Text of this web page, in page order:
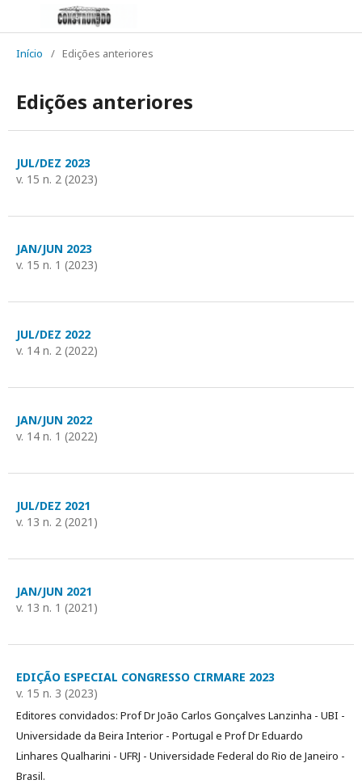
Início / Edições anteriores
Edições anteriores
JUL/DEZ 2023
v. 15 n. 2 (2023)
JAN/JUN 2023
v. 15 n. 1 (2023)
JUL/DEZ 2022
v. 14 n. 2 (2022)
JAN/JUN 2022
v. 14 n. 1 (2022)
JUL/DEZ 2021
v. 13 n. 2 (2021)
JAN/JUN 2021
v. 13 n. 1 (2021)
EDIÇÃO ESPECIAL CONGRESSO CIRMARE 2023
v. 15 n. 3 (2023)
Editores convidados: Prof Dr João Carlos Gonçalves Lanzinha - UBI -
Universidade da Beira Interior - Portugal e Prof Dr Eduardo
Linhares Qualharini - UFRJ - Universidade Federal do Rio de Janeiro -
Brasil.